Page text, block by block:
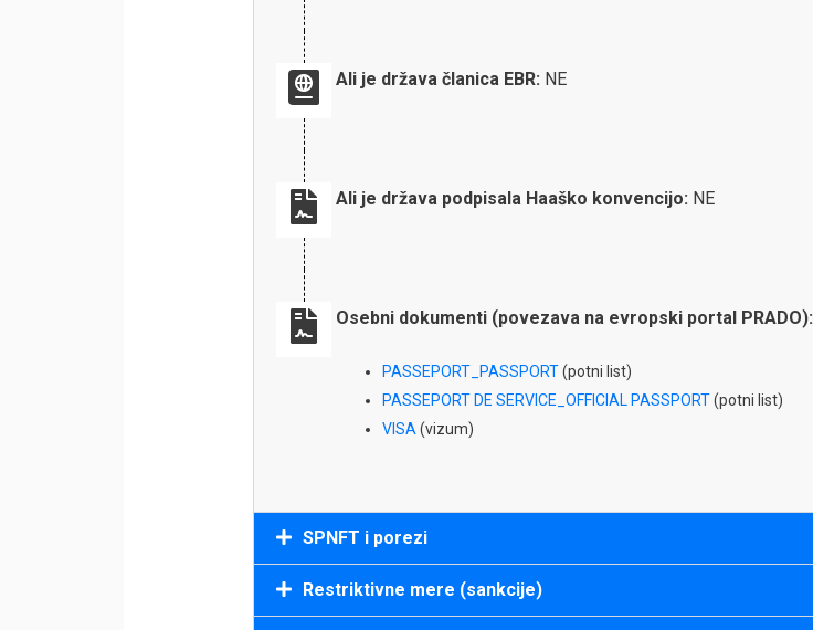
Ali je država članica EBR: NE
Ali je država podpisala Haaško konvencijo: NE
Osebni dokumenti (povezava na evropski portal PRADO):
PASSEPORT_PASSPORT(potni list)
PASSEPORT DE SERVICE_OFFICIAL PASSPORT(potni list)
VISA (vizum)
SPNFT i porezi
Restriktivne mere (sankcije)